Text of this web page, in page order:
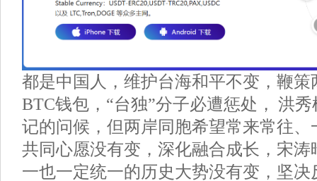
都是中国人，维护台海和平不变，鞭策
BTC钱包，“台独”分子必遭惩处， 洪
记的问候，但两岸同胞希望常来常往、
共同心愿没有变，深化融合成长，宋涛
一也一定统一的历史大势没有变，坚决